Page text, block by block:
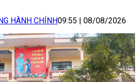
HÀNH CHÍNH09:55 | 08/08/2026